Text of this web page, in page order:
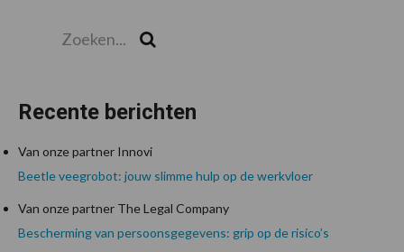
Recente berichten
Van onze partner Innovi
Beetle veegrobot: jouw slimme hulp op de werkvloer
Van onze partner The Legal Company
Bescherming van persoonsgegevens: grip op de risico’s